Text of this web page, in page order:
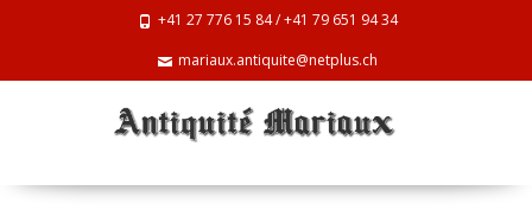
+41 27 776 15 84 / +41 79 651 94 34
mariaux.antiquite@netplus.ch